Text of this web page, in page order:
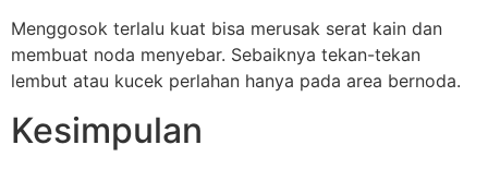
Menggosok terlalu kuat bisa merusak serat kain dan
membuat noda menyebar. Sebaiknya tekan-tekan
lembut atau kucek perlahan hanya pada area bernoda.
Kesimpulan